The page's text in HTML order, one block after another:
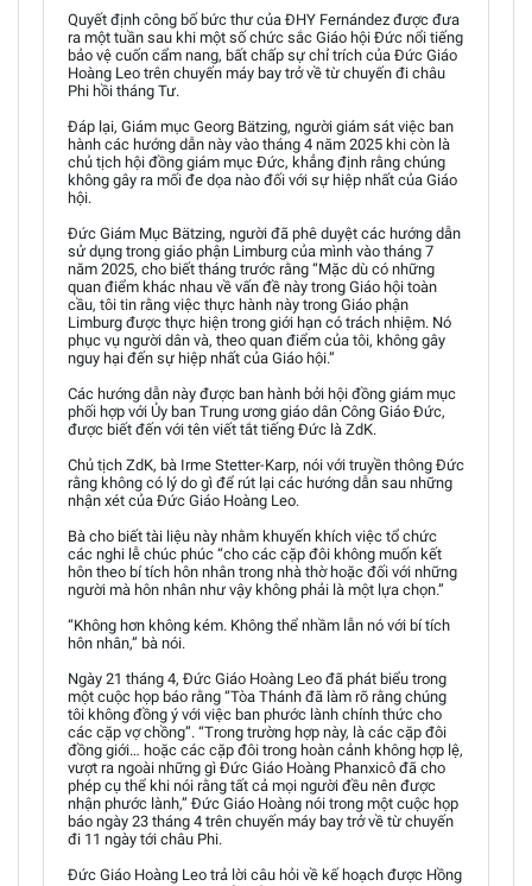
Quyết định công bố bức thư của ĐHY Fernández được đưa
ra một tuần sau khi một số chức sắc Giáo hội Đức nổi tiếng
bảo vệ cuốn cẩm nang, bất chấp sự chỉ trích của Đức Giáo
Hoàng Leo trên chuyến máy bay trở về từ chuyến đi châu
Phi hồi tháng Tư.
Đáp lại, Giám mục Georg Bätzing, người giám sát việc ban
hành các hướng dẫn này vào tháng 4 năm 2025 khi còn là
chủ tịch hội đồng giám mục Đức, khẳng định rằng chúng
không gây ra mối đe dọa nào đối với sự hiệp nhất của Giáo
hội.
Đức Giám Mục Bätzing, người đã phê duyệt các hướng dẫn
sử dụng trong giáo phận Limburg của mình vào tháng 7
năm 2025, cho biết tháng trước rằng “Mặc dù có những
quan điểm khác nhau về vấn đề này trong Giáo hội toàn
cầu, tôi tin rằng việc thực hành này trong Giáo phận
Limburg được thực hiện trong giới hạn có trách nhiệm. Nó
phục vụ người dân và, theo quan điểm của tôi, không gây
nguy hại đến sự hiệp nhất của Giáo hội.”
Các hướng dẫn này được ban hành bởi hội đồng giám mục
phối hợp với Ủy ban Trung ương giáo dân Công Giáo Đức,
được biết đến với tên viết tắt tiếng Đức là ZdK.
Chủ tịch ZdK, bà Irme Stetter-Karp, nói với truyền thông Đức
rằng không có lý do gì để rút lại các hướng dẫn sau những
nhận xét của Đức Giáo Hoàng Leo.
Bà cho biết tài liệu này nhằm khuyến khích việc tổ chức
các nghi lễ chúc phúc “cho các cặp đôi không muốn kết
hôn theo bí tích hôn nhân trong nhà thờ hoặc đối với những
người mà hôn nhân như vậy không phải là một lựa chọn.”
“Không hơn không kém. Không thể nhầm lẫn nó với bí tích
hôn nhân,” bà nói.
Ngày 21 tháng 4, Đức Giáo Hoàng Leo đã phát biểu trong
một cuộc họp báo rằng “Tòa Thánh đã làm rõ rằng chúng
tôi không đồng ý với việc ban phước lành chính thức cho
các cặp vợ chồng”. “Trong trường hợp này, là các cặp đôi
đồng giới… hoặc các cặp đôi trong hoàn cảnh không hợp lệ,
vượt ra ngoài những gì Đức Giáo Hoàng Phanxicô đã cho
phép cụ thể khi nói rằng tất cả mọi người đều nên được
nhận phước lành,” Đức Giáo Hoàng nói trong một cuộc họp
báo ngày 23 tháng 4 trên chuyến máy bay trở về từ chuyến
đi 11 ngày tới châu Phi.
Đức Giáo Hoàng Leo trả lời câu hỏi về kế hoạch được Hồng